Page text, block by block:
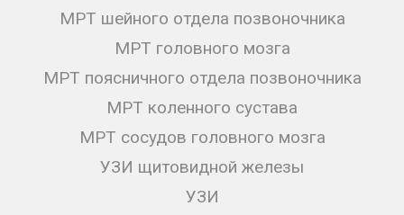
МРТ шейного отдела позвоночника
МРТ головного мозга
МРТ поясничного отдела позвоночника
МРТ коленного сустава
МРТ сосудов головного мозга
УЗИ щитовидной железы
УЗИ